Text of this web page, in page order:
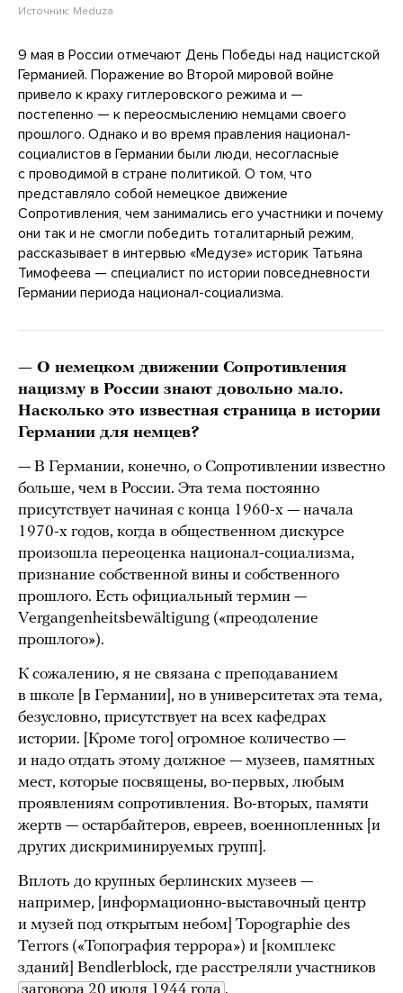
Источник: Meduza
9 мая в России отмечают День Победы над нацистской
Германией. Поражение во Второй мировой войне
привело к краху гитлеровского режима и —
постепенно — к переосмыслению немцами своего
прошлого. Однако и во время правления национал-
социалистов в Германии были люди, несогласные
с проводимой в стране политикой. О том, что
представляло собой немецкое движение
Сопротивления, чем занимались его участники и почему
они так и не смогли победить тоталитарный режим,
рассказывает в интервью «Медузе» историк Татьяна
Тимофеева — специалист по истории повседневности
Германии периода национал-социализма.
— О немецком движении Сопротивления
нацизму в России знают довольно мало.
Насколько это известная страница в истории
Германии для немцев?
— В Германии, конечно, о Сопротивлении известно
больше, чем в России. Эта тема постоянно
присутствует начиная с конца 1960-х — начала
1970-х годов, когда в общественном дискурсе
произошла переоценка национал-социализма,
признание собственной вины и собственного
прошлого. Есть официальный термин —
Vergangenheitsbewältigung («преодоление
прошлого»).
К сожалению, я не связана с преподаванием
в школе [в Германии], но в университетах эта тема,
безусловно, присутствует на всех кафедрах
истории. [Кроме того] огромное количество —
и надо отдать этому должное — музеев, памятных
мест, которые посвящены, во-первых, любым
проявлениям сопротивления. Во-вторых, памяти
жертв — остарбайтеров, евреев, военнопленных [и
других дискриминируемых групп].
Вплоть до крупных берлинских музеев —
например, [информационно-выставочный центр
и музей под открытым небом] Topographie des
Terrors («Топография террора») и [комплекс
зданий] Bendlerblock, где расстреляли участников